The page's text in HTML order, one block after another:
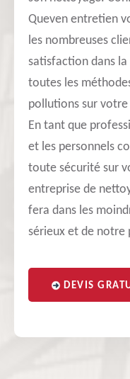
Queven entretien
les nombreuses
satisfaction dans
toutes les
pollutions sur
En tant que
et les personnels
toute sécurité sur
entreprise de
fera dans les
sérieux et de notre
DEVIS